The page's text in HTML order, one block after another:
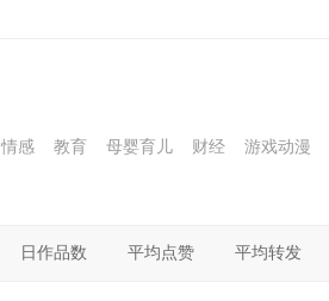
情感 教育 母婴育儿 财经 游戏动漫
日作品数 平均点赞 平均转发